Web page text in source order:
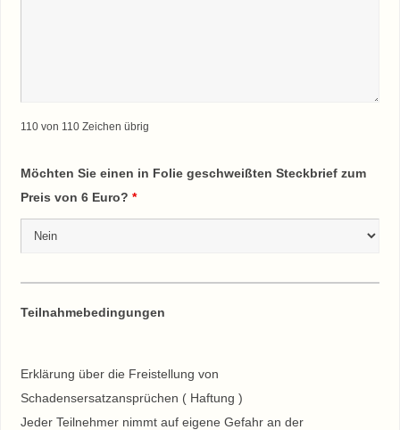
110 von 110 Zeichen übrig
Möchten Sie einen in Folie geschweißten Steckbrief zum
Preis von 6 Euro? *
Teilnahmebedingungen
Erklärung über die Freistellung von
Schadensersatzansprüchen ( Haftung )
Jeder Teilnehmer nimmt auf eigene Gefahr an der